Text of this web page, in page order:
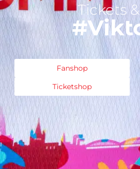
Tickets
Fanshop
Ticketshop